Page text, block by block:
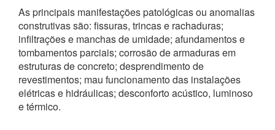
As principais manifestações patológicas ou anomalias
construtivas são: fissuras, trincas e rachaduras;
infiltrações e manchas de umidade; afundamentos e
tombamentos parciais; corrosão de armaduras em
estruturas de concreto; desprendimento de
revestimentos; mau funcionamento das instalações
elétricas e hidráulicas; desconforto acústico, luminoso
e térmico.